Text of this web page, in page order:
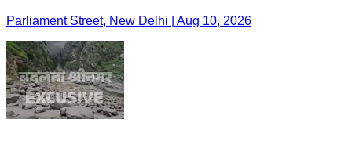
Parliament Street, New Delhi | Aug 10, 2026